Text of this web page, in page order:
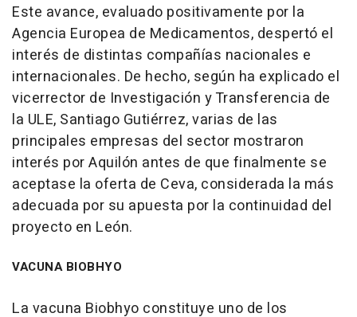
Este avance, evaluado positivamente por la
Agencia Europea de Medicamentos, despertó el
interés de distintas compañías nacionales e
internacionales. De hecho, según ha explicado el
vicerrector de Investigación y Transferencia de
la ULE, Santiago Gutiérrez, varias de las
principales empresas del sector mostraron
interés por Aquilón antes de que finalmente se
aceptase la oferta de Ceva, considerada la más
adecuada por su apuesta por la continuidad del
proyecto en León.
VACUNA BIOBHYO
La vacuna Biobhyo constituye uno de los